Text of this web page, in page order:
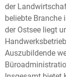
der
beliebte Branche
der Ostsee liegt
Auszubildende